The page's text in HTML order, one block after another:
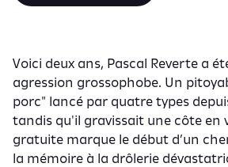
Voici deux ans, Pascal Reverte a
agression grossophobe. Un
porc" lancé par quatre types
tandis qu'il gravissait une côte en
gratuite marque le début d’un
la mémoire à la drôlerie